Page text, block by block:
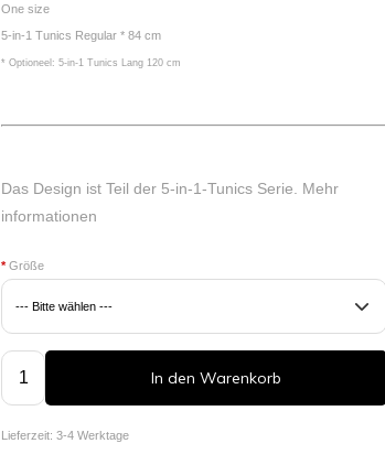
One size
5-in-1 Tunics Regular * 84 cm
* Optioneel: 5-in-1 Tunics Lang 120 cm
Das Design ist Teil der 5-in-1-Tunics Serie. Mehr
informationen
*Größe
In den Warenkorb
Lieferzeit: 3-4 Werktage